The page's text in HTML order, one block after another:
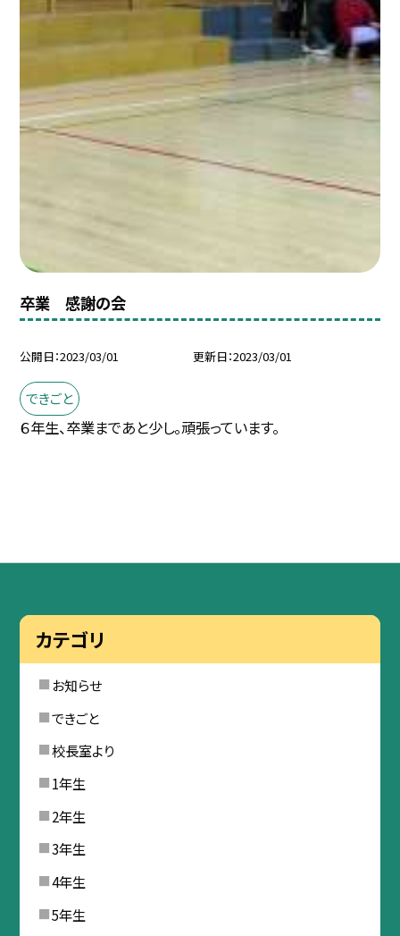
卒業 感謝の会
公開日 2023/03/01 更新日 2023/03/01
できごと
６年生、卒業まであと少し。頑張っています。
カテゴリ
お知らせ
できごと
校長室より
1年生
2年生
3年生
4年生
5年生